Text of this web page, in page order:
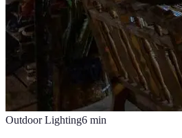
Outdoor Lighting6 min